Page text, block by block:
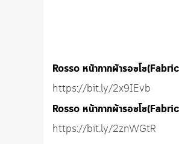
Rosso หน้ากากผ้ารอซโซ
https://bit.ly/2x9IEvb
Rosso หน้ากากผ้ารอซโซ
https://bit.ly/2znWGtR